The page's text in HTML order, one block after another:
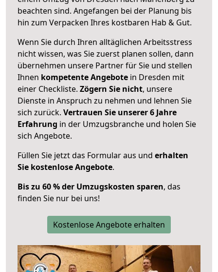
beachten sind. Angefangen bei der Planung bis
hin zum Verpacken Ihres kostbaren Hab & Gut.
Wenn Sie durch Ihren alltäglichen Arbeitsstress
nicht wissen, was Sie zuerst planen sollen, dann
übernehmen unsere Partner für Sie und stellen
Ihnen kompetente Angebote in Dresden mit
einer Checkliste. Zögern Sie nicht, unsere
Dienste in Anspruch zu nehmen und lehnen Sie
sich zurück. Vertrauen Sie unserer 6 Jahre
Erfahrung in der Umzugsbranche und holen Sie
sich Angebote.
Füllen Sie jetzt das Formular aus und erhalten
Sie kostenlose Angebote.
Bis zu 60 % der Umzugskosten sparen, das
finden Sie nur bei uns!
Kostenlose Angebote erhalten